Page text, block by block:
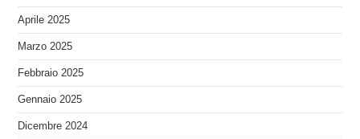
Aprile 2025
Marzo 2025
Febbraio 2025
Gennaio 2025
Dicembre 2024